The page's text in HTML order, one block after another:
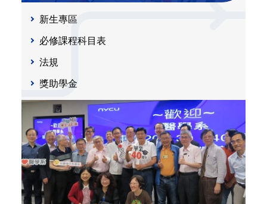
新生專區
必修課程科目表
法規
獎助學金